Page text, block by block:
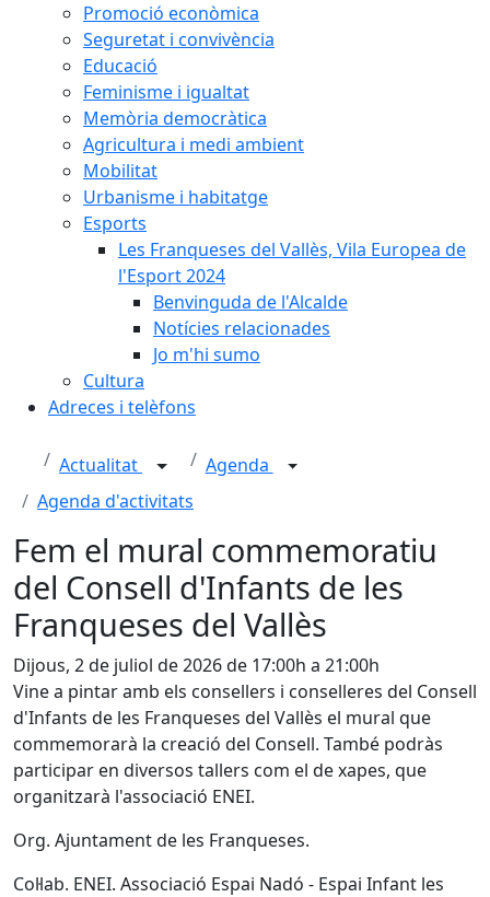
Promoció econòmica
Seguretat i convivència
Educació
Feminisme i igualtat
Memòria democràtica
Agricultura i medi ambient
Mobilitat
Urbanisme i habitatge
Esports
Les Franqueses del Vallès, Vila Europea de
l'Esport 2024
Benvinguda de l'Alcalde
Notícies relacionades
Jo m'hi sumo
Cultura
Adreces i telèfons
Actualitat
Agenda
Agenda d'activitats
Fem el mural commemoratiu
del Consell d'Infants de les
Franqueses del Vallès
Dijous, 2 de juliol de 2026 de 17:00h a 21:00h
Vine a pintar amb els consellers i conselleres del Consell
d'Infants de les Franqueses del Vallès el mural que
commemorarà la creació del Consell. També podràs
participar en diversos tallers com el de xapes, que
organitzarà l'associació ENEI.
Org. Ajuntament de les Franqueses.
Col·lab. ENEI. Associació Espai Nadó - Espai Infant les